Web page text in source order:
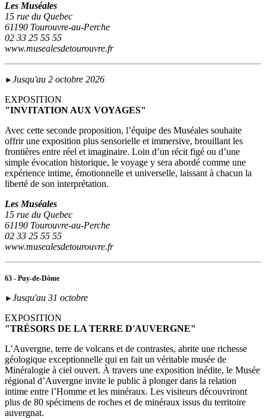
Les Muséales
15 rue du Quebec
61190 Tourouvre-au-Perche
02 33 25 55 55
www.musealesdetourouvre.fr
► Jusqu'au 2 octobre 2026
EXPOSITION
"INVITATION AUX VOYAGES"
Avec cette seconde proposition, l’équipe des Muséales souhaite
offrir une exposition plus sensorielle et immersive, brouillant les
frontières entre réel et imaginaire. Loin d’un récit figé ou d’une
simple évocation historique, le voyage y sera abordé comme une
expérience intime, émotionnelle et universelle, laissant à chacun la
liberté de son interprétation.
Les Muséales
15 rue du Quebec
61190 Tourouvre-au-Perche
02 33 25 55 55
www.musealesdetourouvre.fr
63 - Puy-de-Dôme
► Jusqu'au 31 octobre
EXPOSITION
"TRÉSORS DE LA TERRE D'AUVERGNE"
L’Auvergne, terre de volcans et de contrastes, abrite une richesse
géologique exceptionnelle qui en fait un véritable musée de
Minéralogie à ciel ouvert. À travers une exposition inédite, le Musée
régional d’Auvergne invite le public à plonger dans la relation
intime entre l’Homme et les minéraux. Les visiteurs découvriront
plus de 80 spécimens de roches et de minéraux issus du territoire
auvergnat.